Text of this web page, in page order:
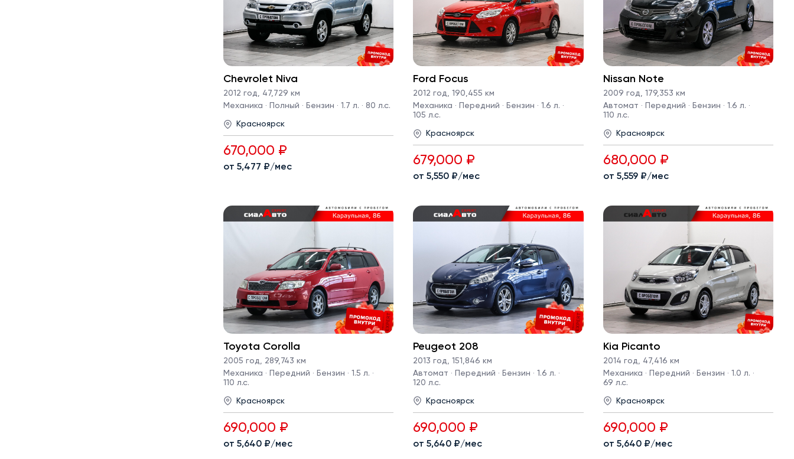
Chevrolet Niva
2012 год, 47,729 км
Механика · Полный · Бензин · 1.7 л. · 80 л.с.
Красноярск
670,000 ₽
от 5,477 ₽/мес
Ford Focus
2012 год, 190,455 км
Механика · Передний · Бензин · 1.6 л. ·
105 л.с.
Красноярск
679,000 ₽
от 5,550 ₽/мес
Nissan Note
2009 год, 179,353 км
Автомат · Передний · Бензин · 1.6 л. ·
110 л.с.
Красноярск
680,000 ₽
от 5,559 ₽/мес
Toyota Corolla
2005 год
289,743 км
Механика · Передний · Бензин · 1.5 л. ·
110 л.с.
Красноярск
690,000 ₽
от 5,640 ₽/мес
Peugeot 208
2013 год
151,846 км
Автомат · Передний · Бензин · 1.6 л. ·
120 л.с.
Красноярск
690,000 ₽
от 5,640 ₽/мес
Kia Picanto
2014 год
47,416 км
Механика · Передний · Бензин · 1.0 л. ·
69 л.с.
Красноярск
690,000 ₽
от 5,640 ₽/мес